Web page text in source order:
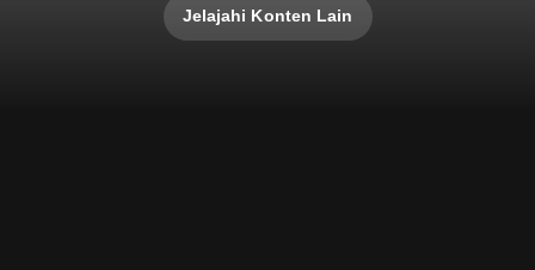
Jelajahi Konten Lain